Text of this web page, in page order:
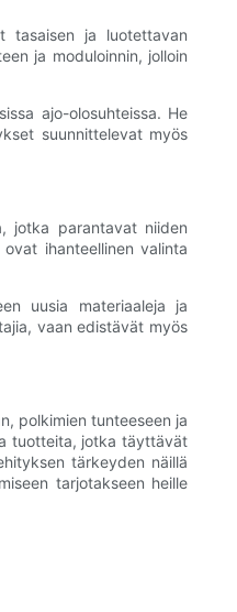
tasaisen ja luotettavan
ja moduloinnin, jolloin
ajo-olosuhteissa. He
suunnittelevat myös
jotka parantavat niiden
ihanteellinen valinta
uusia materiaaleja ja
vaan edistävät myös
polkimien tunteeseen ja
tuotteita, jotka täyttävät
tärkeyden näillä
tarjotakseen heille